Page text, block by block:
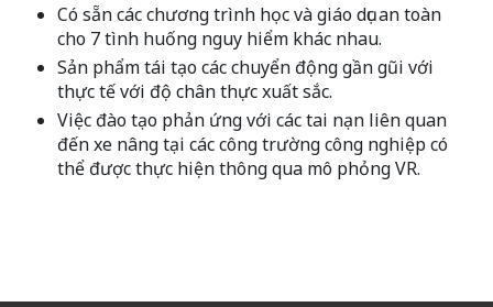
Có sẵn các chương trình học và giáo dục an toàn
cho 7 tình huống nguy hiểm khác nhau.
Sản phẩm tái tạo các chuyển động gần gũi với
thực tế với độ chân thực xuất sắc.
Việc đào tạo phản ứng với các tai nạn liên quan
đến xe nâng tại các công trường công nghiệp có
thể được thực hiện thông qua mô phỏng VR.